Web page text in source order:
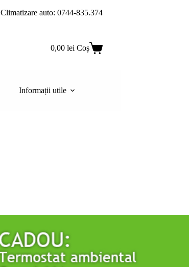
Climatizare auto: 0744-835.374
0,00 lei Coș
Informații utile